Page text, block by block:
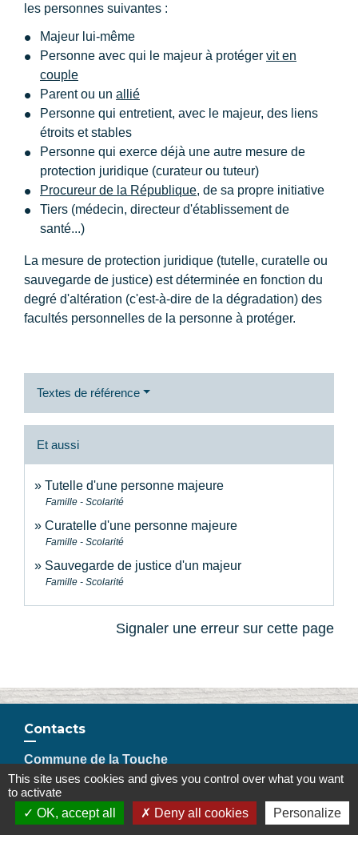
les personnes suivantes :
Majeur lui-même
Personne avec qui le majeur à protéger vit en
couple
Parent ou un allié
Personne qui entretient, avec le majeur, des liens
étroits et stables
Personne qui exerce déjà une autre mesure de
protection juridique (curateur ou tuteur)
Procureur de la République, de sa propre initiative
Tiers (médecin, directeur d'établissement de
santé...)
La mesure de protection juridique (tutelle, curatelle ou
sauvegarde de justice) est déterminée en fonction du
degré d'altération (c'est-à-dire de la dégradation) des
facultés personnelles de la personne à protéger.
Textes de référence
Et aussi
Tutelle d'une personne majeure
Famille - Scolarité
Curatelle d'une personne majeure
Famille - Scolarité
Sauvegarde de justice d'un majeur
Famille - Scolarité
Signaler une erreur sur cette page
Contacts
Commune de la Touche
67, route de Portes
26160 La Touche - FRANCE
+33 4 75 53 90 10
Contact par formulaire
This site uses cookies and gives you control over what you want
to activate
OK, accept all
Deny all cookies Personalize